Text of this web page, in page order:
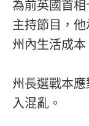
為前英國首
主持節目，
州內生活成本
州長選戰本
入混亂。